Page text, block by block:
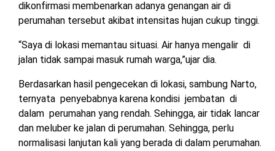
dikonfirmasi membenarkan adanya genangan air di
perumahan tersebut akibat intensitas hujan cukup tinggi.
“Saya di lokasi memantau situasi. Air hanya mengalir di
jalan tidak sampai masuk rumah warga,”ujar dia.
Berdasarkan hasil pengecekan di lokasi, sambung Narto,
ternyata penyebabnya karena kondisi jembatan di
dalam perumahan yang rendah. Sehingga, air tidak lancar
dan meluber ke jalan di perumahan. Sehingga, perlu
normalisasi lanjutan kali yang berada di dalam perumahan.